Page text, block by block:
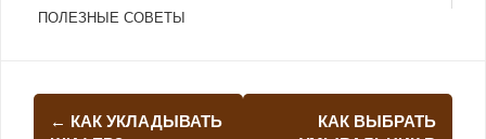
ПОЛЕЗНЫЕ СОВЕТЫ
Навигация
← КАК УКЛАДЫВАТЬ
КАК ВЫБРАТЬ